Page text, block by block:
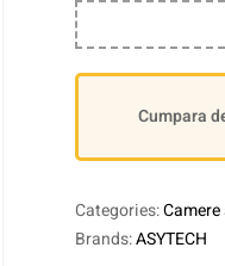
Cumpara
Categories:
Brands:ASYTECH